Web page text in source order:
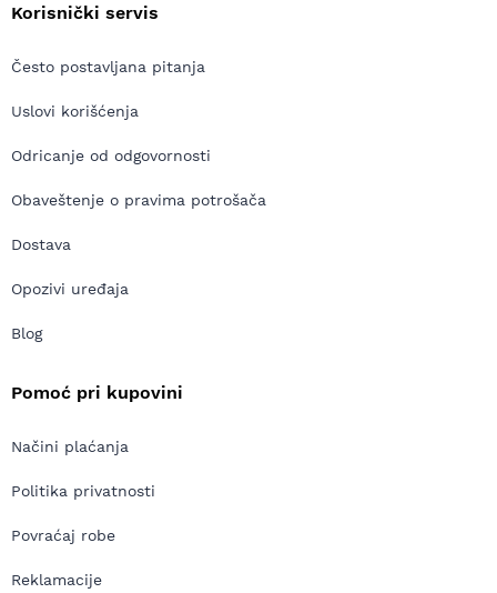
Korisnički servis
Često postavljana pitanja
Uslovi korišćenja
Odricanje od odgovornosti
Obaveštenje o pravima potrošača
Dostava
Opozivi uređaja
Blog
Pomoć pri kupovini
Načini plaćanja
Politika privatnosti
Povraćaj robe
Reklamacije